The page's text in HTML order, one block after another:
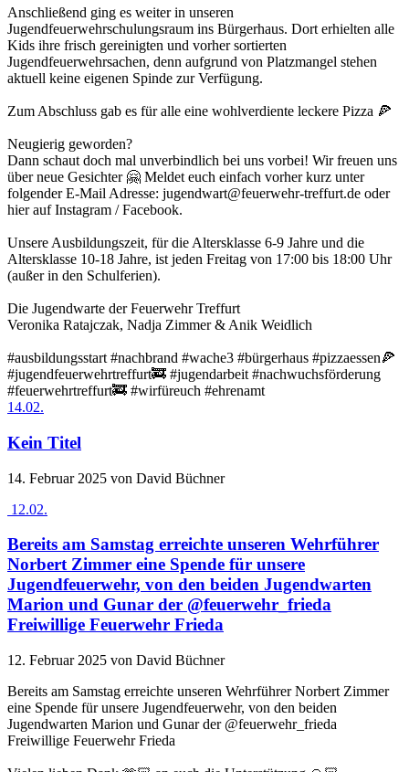
Anschließend ging es weiter in unseren
Jugendfeuerwehrschulungsraum ins Bürgerhaus. Dort erhielten alle
Kids ihre frisch gereinigten und vorher sortierten
Jugendfeuerwehrsachen, denn aufgrund von Platzmangel stehen
aktuell keine eigenen Spinde zur Verfügung.
Zum Abschluss gab es für alle eine wohlverdiente leckere Pizza 🍕
Neugierig geworden?
Dann schaut doch mal unverbindlich bei uns vorbei! Wir freuen uns
über neue Gesichter 🤗 Meldet euch einfach vorher kurz unter
folgender E-Mail Adresse: jugendwart@feuerwehr-treffurt.de oder
hier auf Instagram / Facebook.
Unsere Ausbildungszeit, für die Altersklasse 6-9 Jahre und die
Altersklasse 10-18 Jahre, ist jeden Freitag von 17:00 bis 18:00 Uhr
(außer in den Schulferien).
Die Jugendwarte der Feuerwehr Treffurt
Veronika Ratajczak, Nadja Zimmer & Anik Weidlich
#ausbildungsstart #nachbrand #wache3 #bürgerhaus #pizzaessen🍕
#jugendfeuerwehrtreffurt🚒 #jugendarbeit #nachwuchsförderung
#feuerwehrtreffurt🚒 #wirfüreuch #ehrenamt
14.02.
Kein Titel
14. Februar 2025 von David Büchner
12.02.
Bereits am Samstag erreichte unseren Wehrführer
Norbert Zimmer eine Spende für unsere
Jugendfeuerwehr, von den beiden Jugendwarten
Marion und Gunar der @feuerwehr_frieda
Freiwillige Feuerwehr Frieda
12. Februar 2025 von David Büchner
Bereits am Samstag erreichte unseren Wehrführer Norbert Zimmer
eine Spende für unsere Jugendfeuerwehr, von den beiden
Jugendwarten Marion und Gunar der @feuerwehr_frieda
Freiwillige Feuerwehr Frieda